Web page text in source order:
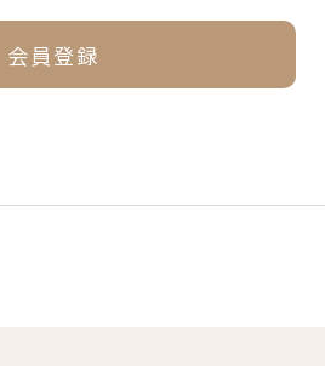
会員登録